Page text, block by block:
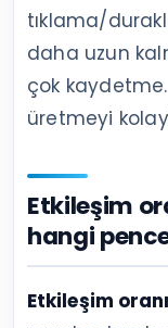
tıklama/
daha uzun
çok
üretmeyi
Etkileşim
hangi
Etkileşim oranı